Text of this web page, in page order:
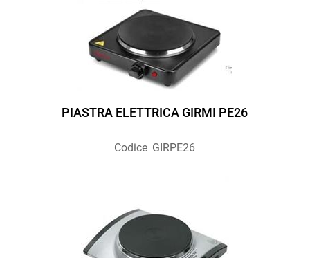
PIASTRA ELETTRICA GIRMI PE26
Codice GIRPE26